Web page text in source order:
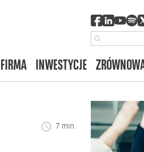
FIRMA INWESTYCJE
7 min.